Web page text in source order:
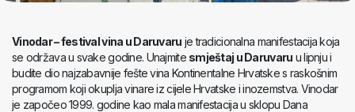
Vinodar – festival vina u Daruvaru je tradicionalna manifestacija koja
se održava u svake godine. Unajmite smještaj u Daruvaru u lipnju i
budite dio najzabavnije fešte vina Kontinentalne Hrvatske s raskošnim
programom koji okuplja vinare iz cijele Hrvatske i inozemstva. Vinodar
je započeo 1999. godine kao mala manifestacija u sklopu Dana